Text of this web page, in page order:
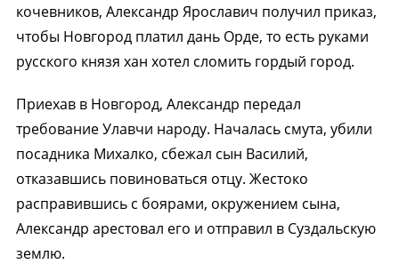
кочевников, Александр Ярославич получил приказ,
чтобы Новгород платил дань Орде, то есть руками
русского князя хан хотел сломить гордый город.
Приехав в Новгород, Александр передал
требование Улавчи народу. Началась смута, убили
посадника Михалко, сбежал сын Василий,
отказавшись повиноваться отцу. Жестоко
расправившись с боярами, окружением сына,
Александр арестовал его и отправил в Суздальскую
землю.